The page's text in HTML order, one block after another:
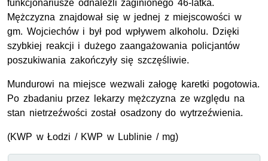
funkcjonariusze odnaleźli zaginionego 46-latka.
Mężczyzna znajdował się w jednej z miejscowości w
gm. Wojciechów i był pod wpływem alkoholu. Dzięki
szybkiej reakcji i dużego zaangażowania policjantów
poszukiwania zakończyły się szczęśliwie.
Mundurowi na miejsce wezwali załogę karetki pogotowia.
Po zbadaniu przez lekarzy mężczyzna ze względu na
stan nietrzeźwości został osadzony do wytrzeźwienia.
(KWP w Łodzi / KWP w Lublinie / mg)